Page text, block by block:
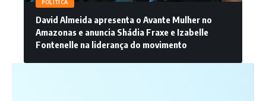
POLÍTICA
David Almeida apresenta o Avante Mulher no
Amazonas e anuncia Shádia Fraxe e Izabelle
Fontenelle na liderança do movimento